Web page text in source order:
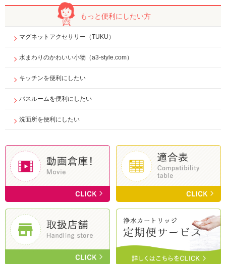
もっと便利に したい方
マグネットアクセサリー（TUKU）
水まわりのかわいい小物（a3-style.com）
キッチンを便利にしたい
バスルームを便利にしたい
洗面所を便利にしたい